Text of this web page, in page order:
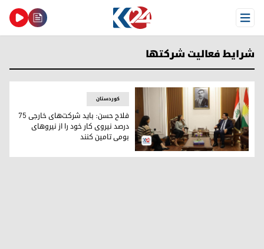
Open Menu
شرایط فعالیت شرکتها
فلاح حسن، رئیس اداره سازمانهای غیردولتی اقلیم کوردستان
کوردستان
فلاح حسن: باید شرکت‌های خارجی ۷۵
درصد نیروی کار خود را از نیروهای
بومی تامین کنند